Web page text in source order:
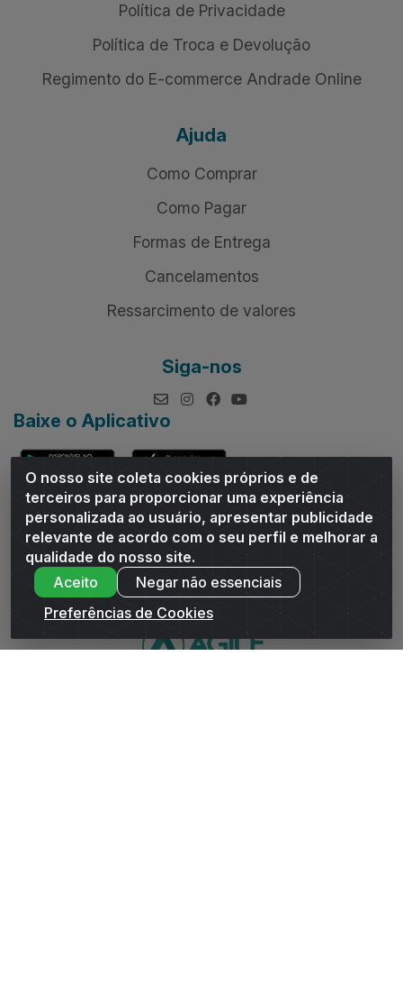
O nosso site coleta cookies próprios e de
terceiros para proporcionar uma experiência
personalizada ao usuário, apresentar publicidade
relevante de acordo com o seu perfil e melhorar a
qualidade do nosso site.
Aceito
Negar não essenciais
Preferências de Cookies
Política de Privacidade
Política de Troca e Devolução
Regimento do E-commerce Andrade Online
Ajuda
Como Comprar
Como Pagar
Formas de Entrega
Cancelamentos
Ressarcimento de valores
Siga-nos
Baixe o Aplicativo
Andrade Distribuidor - ROD AL 110, n° 1401 - Sitio Moco,
Arapiraca/AL - CEP 57319-300 - CNPJ 10.667.481/0001-47